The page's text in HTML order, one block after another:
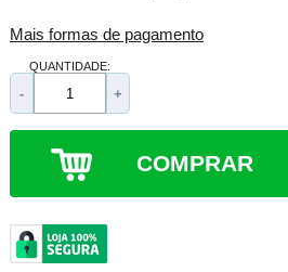
Mais formas de pagamento
QUANTIDADE:
- +
COMPRAR